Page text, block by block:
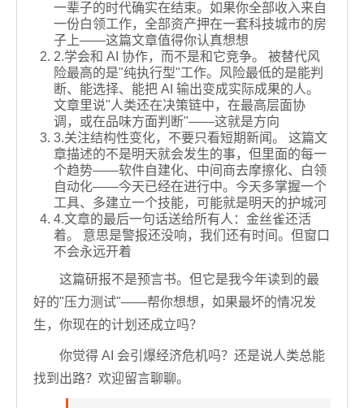
一辈子的时代确实在结束。如果你全部收入来自
一份白领工作，全部资产押在一套科技城市的房
子上——这篇文章值得你认真想想
2.学会和 AI 协作，而不是和它竞争。 被替代风
险最高的是"纯执行型"工作。风险最低的是能判
断、能选择、能把 AI 输出变成实际成果的人。
文章里说"人类还在决策链中，在最高层面协
调，或在品味方面判断"——这就是方向
3.关注结构性变化，不要只看短期新闻。 这篇文
章描述的不是明天就会发生的事，但里面的每一
个趋势——软件自建化、中间商去摩擦化、白领
自动化——今天已经在进行中。今天多掌握一个
工具、多建立一个技能，可能就是明天的护城河
4.文章的最后一句话送给所有人：金丝雀还活
着。 意思是警报还没响，我们还有时间。但窗口
不会永远开着
这篇研报不是预言书。但它是我今年读到的最
好的"压力测试"——帮你想想，如果最坏的情况发
生，你现在的计划还成立吗？
你觉得 AI 会引爆经济危机吗？还是说人类总能
找到出路？欢迎留言聊聊。